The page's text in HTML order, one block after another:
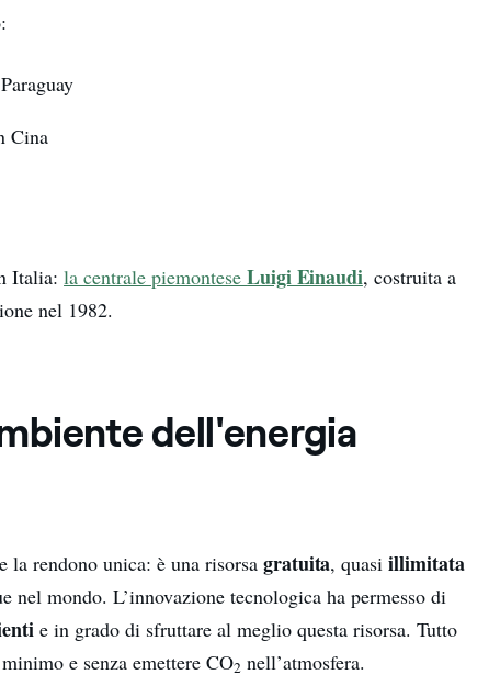
Cina
Italia:la centrale piemonteseLuigi Einaudi, costruita a
nel 1982.
dell'energia
la rendono unica: è una risorsagratuita, quasiillimitata
nel mondo. L’innovazione tecnologica ha permesso di
e in grado di sfruttare al meglio questa risorsa. Tutto
e senza emettere CO2 nell’atmosfera.